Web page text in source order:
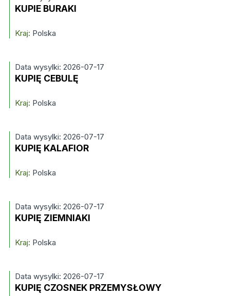
KUPIE BURAKI
Kraj: Polska
Data wysylki: 2026-07-17
KUPIĘ CEBULĘ
Kraj: Polska
Data wysylki: 2026-07-17
KUPIĘ KALAFIOR
Kraj: Polska
Data wysylki: 2026-07-17
KUPIĘ ZIEMNIAKI
Kraj: Polska
Data wysylki: 2026-07-17
KUPIĘ CZOSNEK PRZEMYSŁOWY